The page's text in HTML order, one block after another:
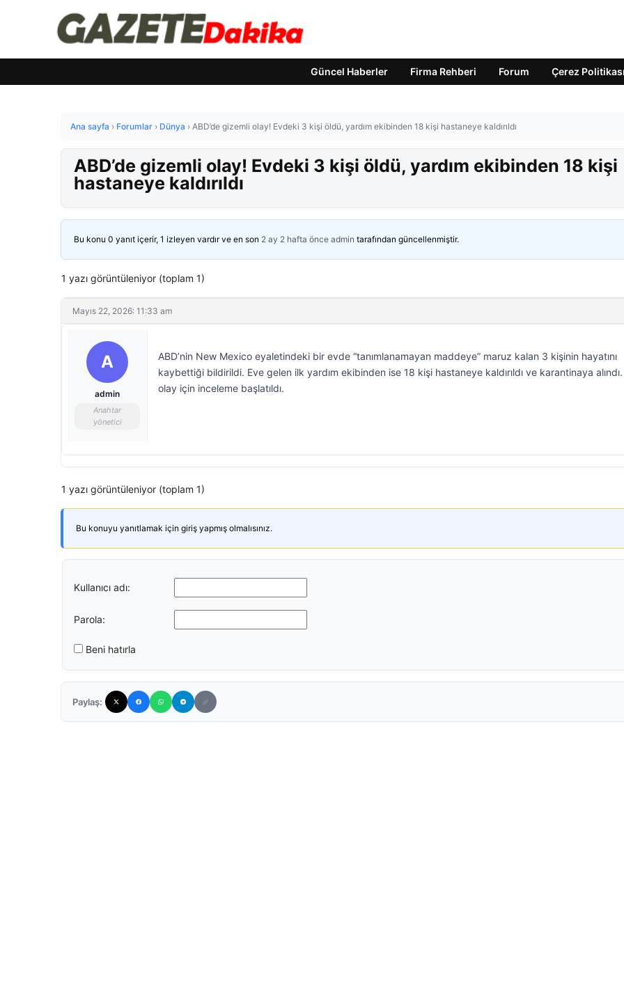
Güncel Haberler Firma Rehberi Forum Çerez Politikası
Ana sayfa › Forumlar › Dünya › ABD’de gizemli olay! Evdeki 3 kişi öldü, yardım ekibinden 18 kişi hastaneye kaldırıldı
ABD’de gizemli olay! Evdeki 3 kişi öldü, yardım ekibinden 18 kişi
hastaneye kaldırıldı
Bu konu 0 yanıt içerir, 1 izleyen vardır ve en son 2 ay 2 hafta önce admin tarafından güncellenmiştir.
1 yazı görüntüleniyor (toplam 1)
Mayıs 22, 2026: 11:33 am
A
admin
Anahtar
yönetici
ABD’nin New Mexico eyaletindeki bir evde “tanımlanamayan maddeye” maruz kalan 3 kişinin hayatını
kaybettiği bildirildi. Eve gelen ilk yardım ekibinden ise 18 kişi hastaneye kaldırıldı ve karantinaya alındı.
olay için inceleme başlatıldı.
1 yazı görüntüleniyor (toplam 1)
Bu konuyu yanıtlamak için giriş yapmış olmalısınız.
Kullanıcı adı:
Parola:
Beni hatırla
Paylaş: